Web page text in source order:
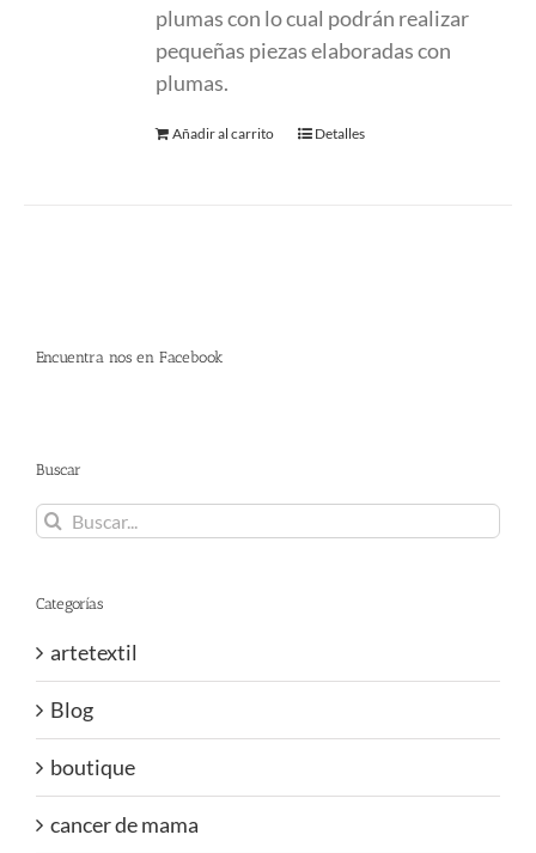
plumas con lo cual podrán realizar
pequeñas piezas elaboradas con
plumas.
Añadir al carrito Detalles
Encuentra nos en Facebook
Buscar
Buscar:
Categorías
artetextil
Blog
boutique
cancer de mama